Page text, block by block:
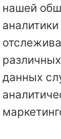
нашей
данных